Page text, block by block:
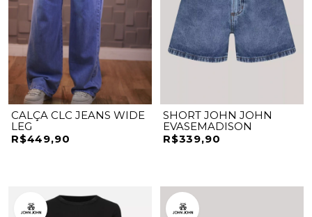
CALÇA CLC JEANS WIDE
LEG
R$449,90
SHORT JOHN JOHN
EVASEMADISON
R$339,90